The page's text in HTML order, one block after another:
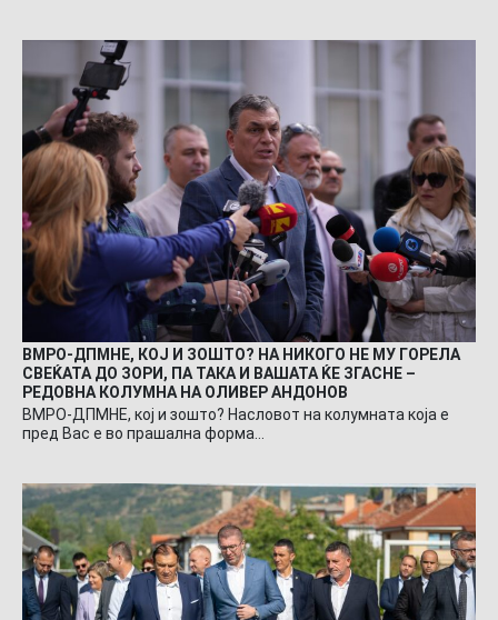
ВМРО-ДПМНЕ, КОЈ И ЗОШТО? НА НИКОГО НЕ МУ ГОРЕЛА
СВЕЌАТА ДО ЗОРИ, ПА ТАКА И ВАШАТА ЌЕ ЗГАСНЕ –
РЕДОВНА КОЛУМНА НА ОЛИВЕР АНДОНОВ
ВМРО-ДПМНЕ, кој и зошто? Насловот на колумната која е
пред Вас е во прашална форма…